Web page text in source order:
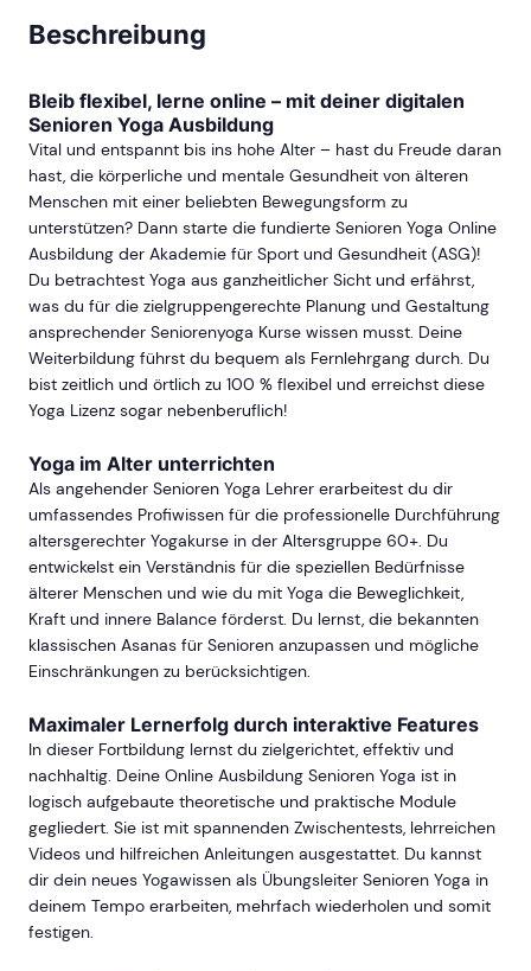
Beschreibung
Bleib flexibel, lerne online – mit deiner digitalen
Senioren Yoga Ausbildung
Vital und entspannt bis ins hohe Alter – hast du Freude daran
hast, die körperliche und mentale Gesundheit von älteren
Menschen mit einer beliebten Bewegungsform zu
unterstützen? Dann starte die fundierte Senioren Yoga Online
Ausbildung der Akademie für Sport und Gesundheit (ASG)!
Du betrachtest Yoga aus ganzheitlicher Sicht und erfährst,
was du für die zielgruppengerechte Planung und Gestaltung
ansprechender Seniorenyoga Kurse wissen musst. Deine
Weiterbildung führst du bequem als Fernlehrgang durch. Du
bist zeitlich und örtlich zu 100 % flexibel und erreichst diese
Yoga Lizenz sogar nebenberuflich!
Yoga im Alter unterrichten
Als angehender Senioren Yoga Lehrer erarbeitest du dir
umfassendes Profiwissen für die professionelle Durchführung
altersgerechter Yogakurse in der Altersgruppe 60+. Du
entwickelst ein Verständnis für die speziellen Bedürfnisse
älterer Menschen und wie du mit Yoga die Beweglichkeit,
Kraft und innere Balance förderst. Du lernst, die bekannten
klassischen Asanas für Senioren anzupassen und mögliche
Einschränkungen zu berücksichtigen.
Maximaler Lernerfolg durch interaktive Features
In dieser Fortbildung lernst du zielgerichtet, effektiv und
nachhaltig. Deine Online Ausbildung Senioren Yoga ist in
logisch aufgebaute theoretische und praktische Module
gegliedert. Sie ist mit spannenden Zwischentests, lehrreichen
Videos und hilfreichen Anleitungen ausgestattet. Du kannst
dir dein neues Yogawissen als Übungsleiter Senioren Yoga in
deinem Tempo erarbeiten, mehrfach wiederholen und somit
festigen.